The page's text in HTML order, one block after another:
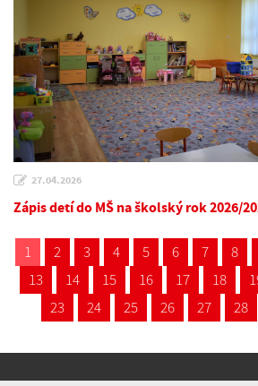
27.04.2026
Zápis detí do MŠ na školský rok 2026/
1 2 3 4 5 6 7 8
13
14 15 16 17 18
23
24 25 26 27 28